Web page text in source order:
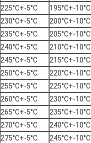
225°C+-5°C
195°C+-10°C
230°C+-5°C
200°C+-10°C
235°C+-5°C
205°C+-10°C
240°C+-5°C
210°C+-10°C
245°C+-5°C
215°C+-10°C
250°C+-5°C
220°C+-10°C
255°C+-5°C
225°C+-10°C
260°C+-5°C
230°C+-10°C
265°C+-5°C
235°C+-10°C
270°C+-5°C
240°C+-10°C
275°C+-5°C
245°C+-10°C